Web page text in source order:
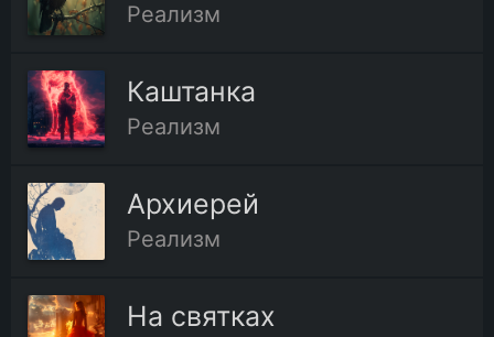
Реализм
Каштанка
Реализм
Архиерей
Реализм
На святках